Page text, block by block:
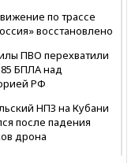
по трассе
восстановлено
ПВО перехватили
85 БПЛА над
РФ
НПЗ на Кубани
после падения
дрона